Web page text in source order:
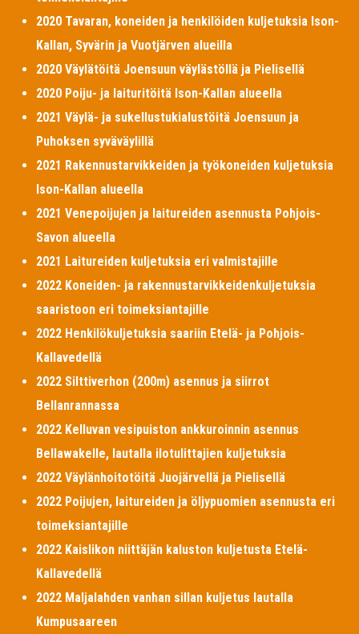
2020 Tavaran, koneiden ja henkilöiden kuljetuksia Ison-
Kallan, Syvärin ja Vuotjärven alueilla
2020 Väylätöitä Joensuun väylästöllä ja Pielisellä
2020 Poiju- ja laituritöitä Ison-Kallan alueella
2021 Väylä- ja sukellustukialustöitä Joensuun ja
Puhoksen syväväylillä
2021 Rakennustarvikkeiden ja työkoneiden kuljetuksia
Ison-Kallan alueella
2021 Venepoijujen ja laitureiden asennusta Pohjois-
Savon alueella
2021 Laitureiden kuljetuksia eri valmistajille
2022 Koneiden- ja rakennustarvikkeidenkuljetuksia
saaristoon eri toimeksiantajille
2022 Henkilökuljetuksia saariin Etelä- ja Pohjois-
Kallavedellä
2022 Silttiverhon (200m) asennus ja siirrot
Bellanrannassa
2022 Kelluvan vesipuiston ankkuroinnin asennus
Bellawakelle, lautalla ilotulittajien kuljetuksia
2022 Väylänhoitotöitä Juojärvellä ja Pielisellä
2022 Poijujen, laitureiden ja öljypuomien asennusta eri
toimeksiantajille
2022 Kaislikon niittäjän kaluston kuljetusta Etelä-
Kallavedellä
2022 Maljalahden vanhan sillan kuljetus lautalla
Kumpusaareen